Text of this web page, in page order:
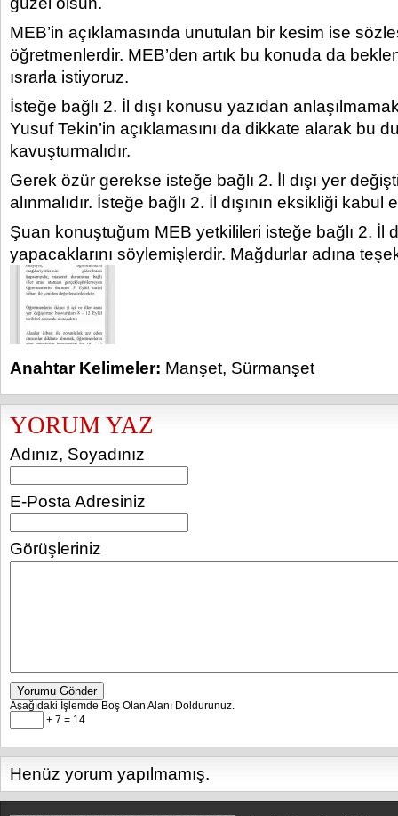
MEB’in açıklamasında unutulan bir kesim ise
öğretmenlerdir. MEB’den artık bu konuda da
ısrarla istiyoruz.
İsteğe bağlı 2. İl dışı konusu yazıdan
Yusuf Tekin’in açıklamasını da dikkate alarak bu
kavuşturmalıdır.
Gerek özür gerekse isteğe bağlı 2. İl dışı yer
alınmalıdır. İsteğe bağlı 2. İl dışının eksikliği kabul
Şuan konuştuğum MEB yetkilileri isteğe bağlı 2. İl
yapacaklarını söylemişlerdir. Mağdurlar adına
Anahtar Kelimeler: Manşet, Sürmanşet
YORUM YAZ
Adınız, Soyadınız
E-Posta Adresiniz
Görüşleriniz
Yorumu Gönder
Aşağıdaki İşlemde Boş Olan Alanı Doldurunuz.
+ 7 = 14
Henüz yorum yapılmamış.